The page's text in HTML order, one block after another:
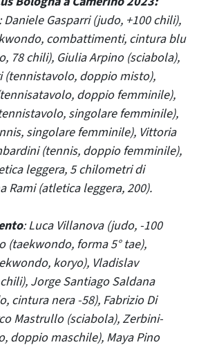
Daniele Gasparri (judo, +100 chili),
combattimenti, cintura blu
78 chili), Giulia Arpino (sciabola),
(tennistavolo, doppio misto),
doppio femminile),
singolare femminile),
singolare femminile), Vittoria
(tennis, doppio femminile),
leggera, 5 chilometri di
Rami (atletica leggera, 200).
: Luca Villanova (judo, -100
(taekwondo, forma 5° tae),
koryo), Vladislav
Jorge Santiago Saldana
cintura nera -58), Fabrizio Di
Mastrullo (sciabola), Zerbini-
doppio maschile), Maya Pino